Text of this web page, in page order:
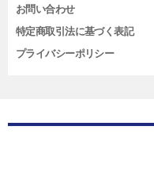
お問い合わせ
特定商取引法に基づく表記
プライバシーポリシー